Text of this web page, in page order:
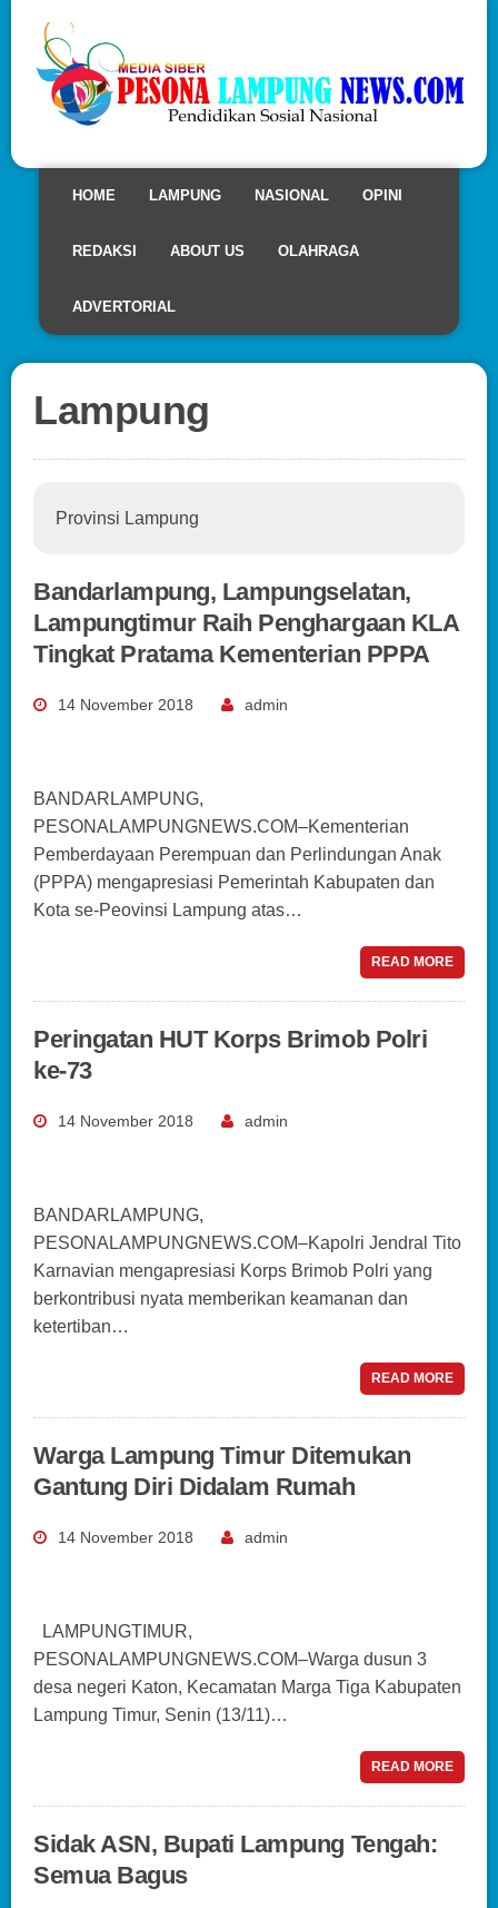
HOME LAMPUNG NASIONAL OPINI
REDAKSI ABOUT US OLAHRAGA
ADVERTORIAL
Lampung
Provinsi Lampung
Bandarlampung, Lampungselatan,
Lampungtimur Raih Penghargaan KLA
Tingkat Pratama Kementerian PPPA
14 November 2018 admin
BANDARLAMPUNG,
PESONALAMPUNGNEWS.COM–Kementerian
Pemberdayaan Perempuan dan Perlindungan Anak
(PPPA) mengapresiasi Pemerintah Kabupaten dan
Kota se-Peovinsi Lampung atas…
READ MORE
Peringatan HUT Korps Brimob Polri
ke-73
14 November 2018 admin
BANDARLAMPUNG,
PESONALAMPUNGNEWS.COM–Kapolri Jendral Tito
Karnavian mengapresiasi Korps Brimob Polri yang
berkontribusi nyata memberikan keamanan dan
ketertiban…
READ MORE
Warga Lampung Timur Ditemukan
Gantung Diri Didalam Rumah
14 November 2018 admin
LAMPUNGTIMUR,
PESONALAMPUNGNEWS.COM–Warga dusun 3
desa negeri Katon, Kecamatan Marga Tiga Kabupaten
Lampung Timur, Senin (13/11)…
READ MORE
Sidak ASN, Bupati Lampung Tengah:
Semua Bagus